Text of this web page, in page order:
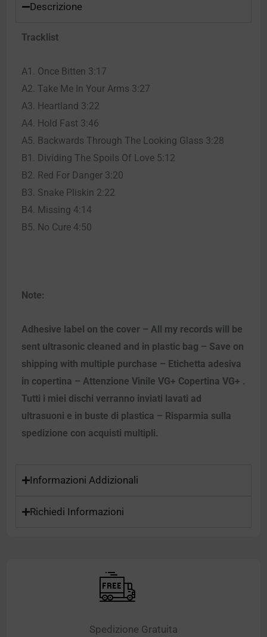
Descrizione
Tracklist
A1. Once Bitten 3:17
A2. Take Me In Your Arms 3:27
A3. Heartland 3:22
A4. Hold Fast 3:46
A5. Backwards Through The Looking Glass 3:28
B1. Dividing The Spoils Of Love 5:12
B2. Red For Danger 3:20
B3. Snake Pliskin 2:22
B4. Missing 4:14
B5. No Cure 4:50
Note:
Adhesive label on the cover – All my records will be
sent ultrasonic cleaned and in plastic bag – Save on
shipping with multiple purchase – Etichetta adesiva
in copertina – Attenzione Vinile VG+ Copertina VG+ .
Tutti i miei dischi verranno inviati lavati ad
ultrasuoni e in buste di plastica – Risparmia sulla
spedizione con acquisti multipli.
Informazioni Addizionali
Richiedi Informazioni
Spedizione Gratuita